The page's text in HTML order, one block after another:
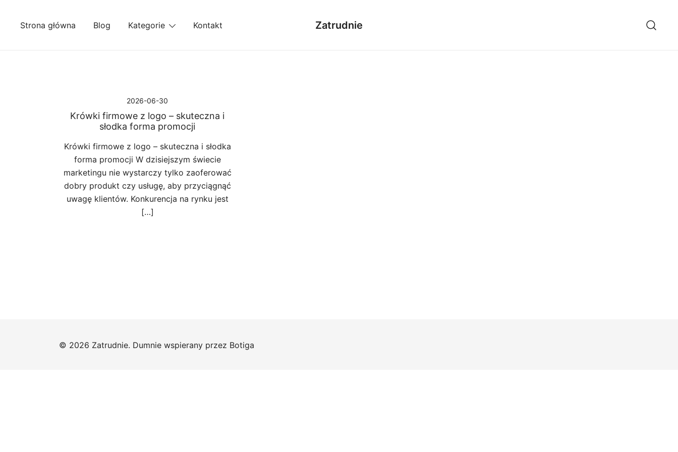
Strona główna Blog Kategorie Kontakt Zatrudnie
2026-06-30
Krówki firmowe z logo – skuteczna i
słodka forma promocji
Krówki firmowe z logo – skuteczna i słodka
forma promocji W dzisiejszym świecie
marketingu nie wystarczy tylko zaoferować
dobry produkt czy usługę, aby przyciągnąć
uwagę klientów. Konkurencja na rynku jest
[…]
© 2026 Zatrudnie. Dumnie wspierany przez Botiga